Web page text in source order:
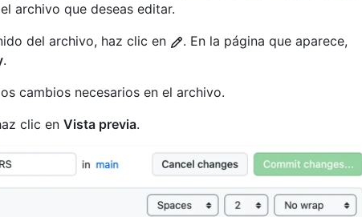
archivo que deseas editar.
del archivo, haz clic en
. En la página que aparece,
.
cambios necesarios en el archivo.
clic en Vista previa.